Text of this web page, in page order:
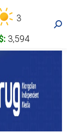
3
3,594